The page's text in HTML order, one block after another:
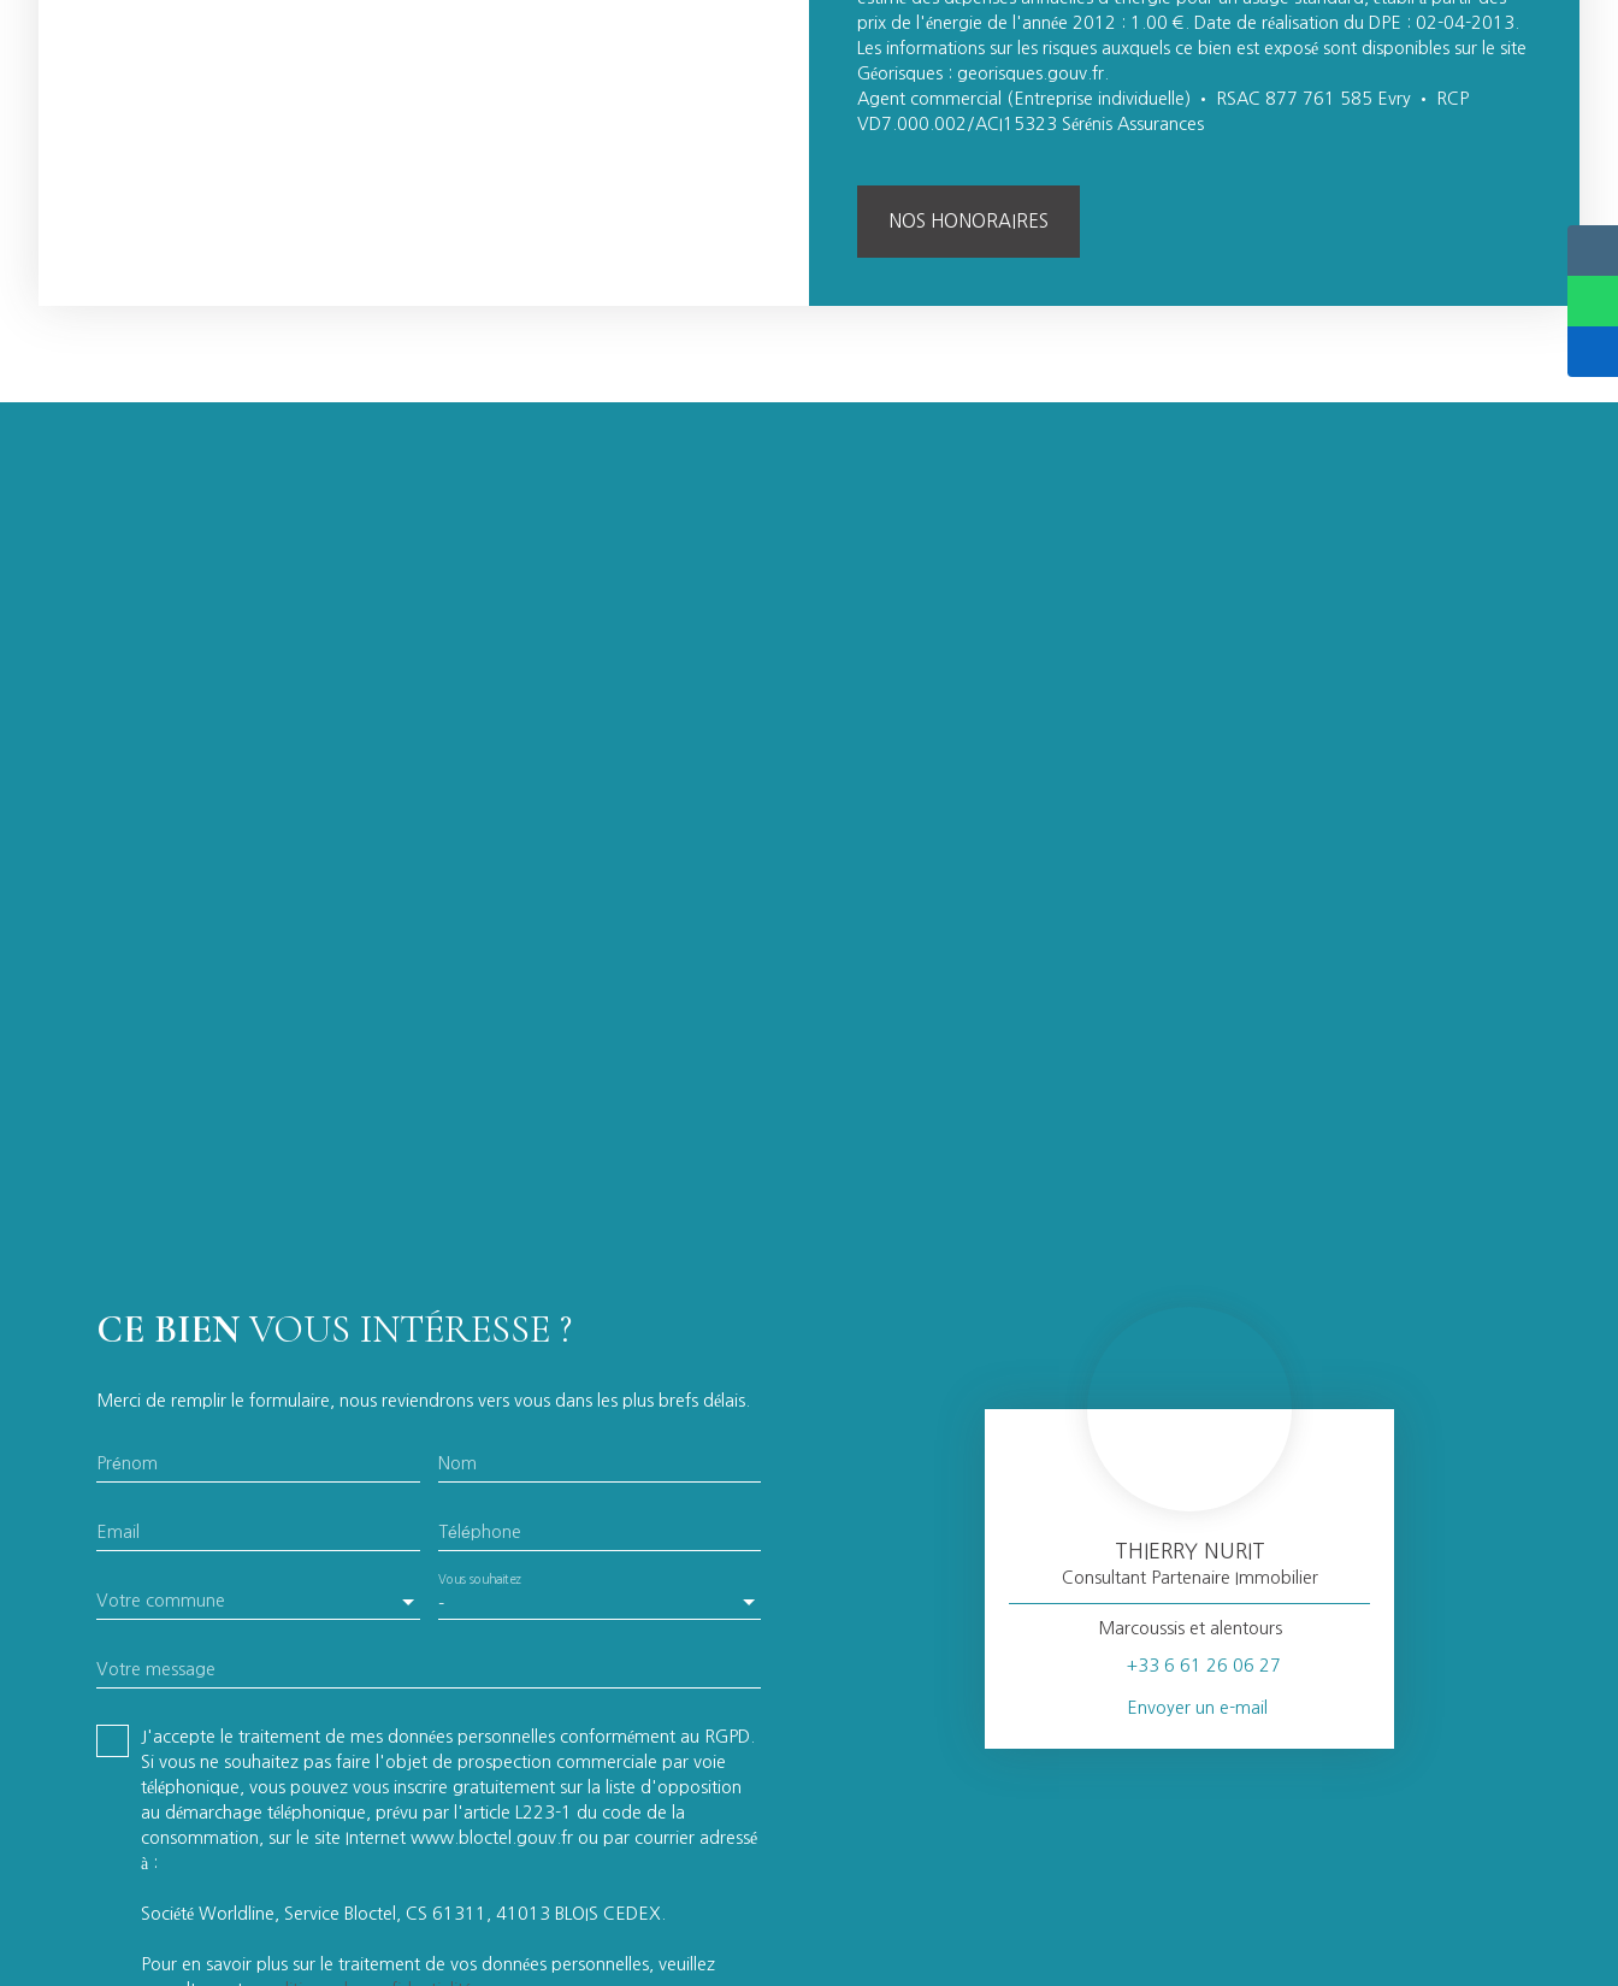
prix de l'énergie de l'année 2012 : 1.00 €. Date de réalisation du DPE : 02-04-2013.
Les informations sur les risques auxquels ce bien est exposé sont disponibles sur le site
Géorisques : georisques.gouv.fr.
Agent commercial (Entreprise individuelle) • RSAC 877 761 585 Evry • RCP
VD7.000.002/ACI15323 Sérénis Assurances
NOS HONORAIRES
CE BIEN VOUS INTÉRESSE ?
Merci de remplir le formulaire, nous reviendrons vers vous dans les plus brefs délais.
Prénom Nom
Email Téléphone
Votre commune -
Vous souhaitez
Votre message
J'accepte le traitement de mes données personnelles conformément au RGPD.
Si vous ne souhaitez pas faire l'objet de prospection commerciale par voie
téléphonique, vous pouvez vous inscrire gratuitement sur la liste d'opposition
au démarchage téléphonique, prévu par l'article L223-1 du code de la
consommation, sur le site Internet www.bloctel.gouv.fr ou par courrier adressé
à :
Société Worldline, Service Bloctel, CS 61311, 41013 BLOIS CEDEX.
Pour en savoir plus sur le traitement de vos données personnelles, veuillez
THIERRY NURIT
Consultant Partenaire Immobilier
Marcoussis et alentours
+33 6 61 26 06 27
Envoyer un e-mail